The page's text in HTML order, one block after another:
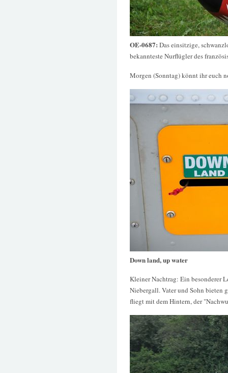
OE-0687: Das einsitzige,
bekannteste Nurflügler des
Morgen (Sonntag) könnt ihr euch
Down land, up water
Kleiner Nachtrag: Ein besonderer
Niebergall. Vater und Sohn
fliegt mit dem Hintern, der